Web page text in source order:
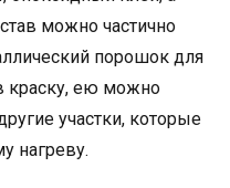
можно частично
порошок для
краску, ею можно
участки, которые
нагреву.